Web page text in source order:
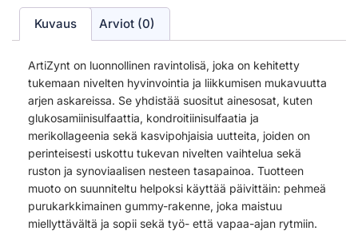
Kuvaus Arviot (0)
ArtiZynt on luonnollinen ravintolisä, joka on kehitetty
tukemaan nivelten hyvinvointia ja liikkumisen mukavuutta
arjen askareissa. Se yhdistää suositut ainesosat, kuten
glukosamiinisulfaattia, kondroitiinisulfaatia ja
merikollageenia sekä kasvipohjaisia uutteita, joiden on
perinteisesti uskottu tukevan nivelten vaihtelua sekä
ruston ja synoviaalisen nesteen tasapainoa. Tuotteen
muoto on suunniteltu helpoksi käyttää päivittäin: pehmeä
purukarkkimainen gummy-rakenne, joka maistuu
miellyttävältä ja sopii sekä työ- että vapaa-ajan rytmiin.